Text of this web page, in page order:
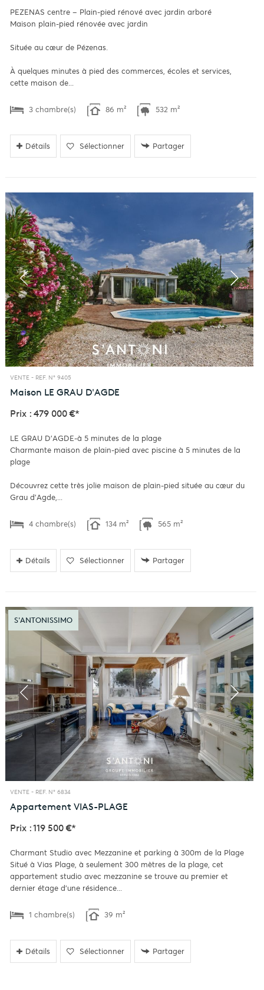
PEZENAS centre – Plain-pied rénové avec jardin arboré
Maison plain-pied rénovée avec jardin
Située au cœur de Pézenas.
À quelques minutes à pied des commerces, écoles et services,
cette maison de...
3 chambre(s) 86 m² 532 m²
Détails Sélectionner Partager
VENTE - REF. N° 9405
Maison LE GRAU D'AGDE
Prix : 479 000 €*
LE GRAU D'AGDE-à 5 minutes de la plage
Charmante maison de plain-pied avec piscine à 5 minutes de la
plage
Découvrez cette très jolie maison de plain-pied située au cœur du
Grau d'Agde,...
4 chambre(s) 134 m² 565 m²
Détails Sélectionner Partager
S'ANTONISSIMO
VENTE - REF. N° 6834
Appartement VIAS-PLAGE
Prix : 119 500 €*
Charmant Studio avec Mezzanine et parking à 300m de la Plage
Situé à Vias Plage, à seulement 300 mètres de la plage, cet
appartement studio avec mezzanine se trouve au premier et
dernier étage d'une résidence...
1 chambre(s) 39 m²
Détails Sélectionner Partager